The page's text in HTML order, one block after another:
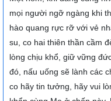
mọi người ngỡ ngàng khi
hào quang rực rỡ với vẻ
su, co hai thiên thần cầm
lòng chịu khổ, giữ vững
đó, nấu uống sẽ lành các
co hãy tin tưởng, hãy vui